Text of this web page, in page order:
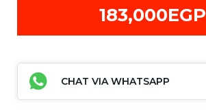
183,000EGP
CHAT VIA WHATSAPP